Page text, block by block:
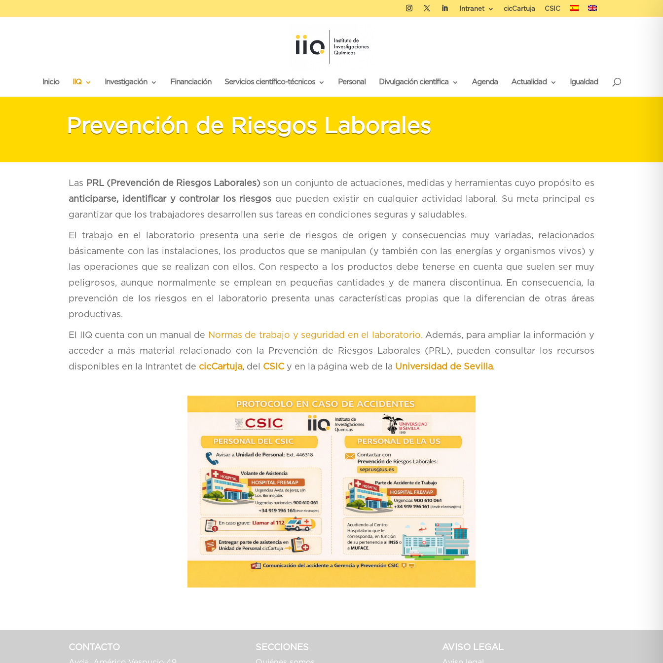
Intranet cicCartuja CSIC
Inicio IIQ Investigación Financiación Servicios científico-técnicos Personal Divulgación científica Agenda Actualidad Igualdad
Prevención de Riesgos Laborales
Las PRL (Prevención de Riesgos Laborales) son un conjunto de actuaciones, medidas y herramientas cuyo propósito es
anticiparse, identificar y controlar los riesgos que pueden existir en cualquier actividad laboral. Su meta principal es
garantizar que los trabajadores desarrollen sus tareas en condiciones seguras y saludables.
El trabajo en el laboratorio presenta una serie de riesgos de origen y consecuencias muy variadas, relacionados
básicamente con las instalaciones, los productos que se manipulan (y también con las energías y organismos vivos) y
las operaciones que se realizan con ellos. Con respecto a los productos debe tenerse en cuenta que suelen ser muy
peligrosos, aunque normalmente se emplean en pequeñas cantidades y de manera discontinua. En consecuencia, la
prevención de los riesgos en el laboratorio presenta unas características propias que la diferencian de otras áreas
productivas.
El IIQ cuenta con un manual de Normas de trabajo y seguridad en el laboratorio. Además, para ampliar la información y
acceder a más material relacionado con la
Prevención de Riesgos Laborales (PRL), pueden consultar los recursos
disponibles en la Intrantet de cicCartuja, del CSICy en la página web de la Universidad de Sevilla.
CONTACTO SECCIONES AVISO LEGAL